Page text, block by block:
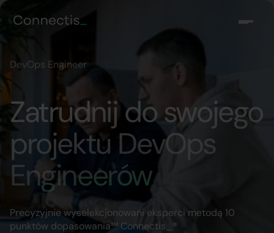
DevOps Engineer
Zatrudnij do swojego
projektu DevOps
Engineerów
Precyzyjnie wyselekcjonowani eksperci metodą 10
punktów dopasowania™ Connectis_®